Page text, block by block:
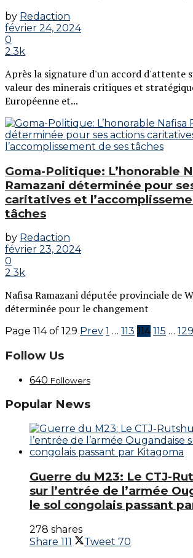
by Redaction
février 24, 2024
0
2.3k
Après la signature d'un accord d'attente
valeur des minerais critiques et
Européenne et...
Goma-Politique: L’honorable
Ramazani déterminée pour
caritatives et
tâches
by Redaction
février 23, 2024
0
2.3k
Nafisa Ramazani députée provinciale de
déterminée pour le changement
Page 114 of 129 Prev 1 … 113 114 115 … 129
Follow Us
640 Followers
Popular News
Guerre du M23: Le CTJ-
sur l’entrée de l’armée
le sol congolais passant
278 shares
Share 111 Tweet 70